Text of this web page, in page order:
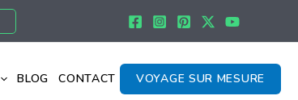
BLOG CONTACT VOYAGE SUR MESURE